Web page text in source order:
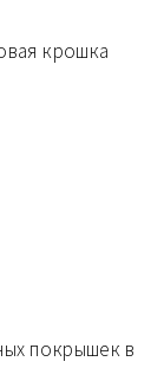
крошка
покрышек в